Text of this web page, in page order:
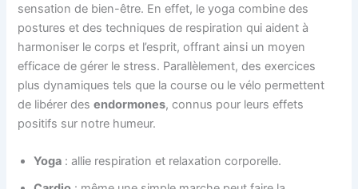
sensation de bien-être. En effet, le yoga combine des
postures et des techniques de respiration qui aident à
harmoniser le corps et l’esprit, offrant ainsi un moyen
efficace de gérer le stress. Parallèlement, des exercices
plus dynamiques tels que la course ou le vélo permettent
de libérer desendormones, connus pour leurs effets
positifs sur notre humeur.
Yoga : allie respiration et relaxation corporelle.